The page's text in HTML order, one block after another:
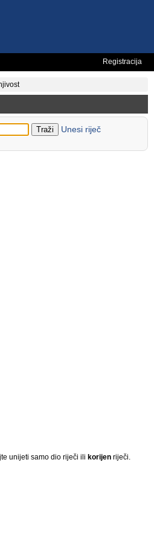
Registracija
Unesi riječ
unijeti samo dio riječi ili korijen riječi.